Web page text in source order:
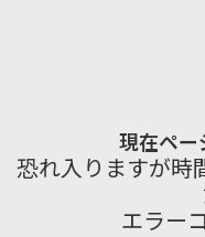
現在ペー
恐れ入りますが時
エラー